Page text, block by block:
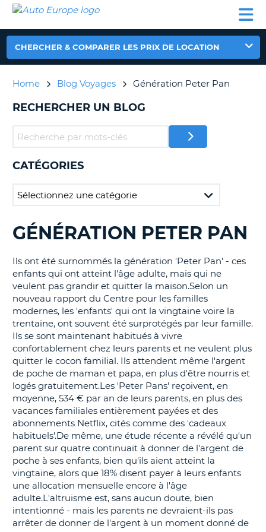
LOCATION
VOITURE
CAMPING-
CAR
CLIENT
AUTO
EUROPE
LOCATION
VOITURE
CAR
PARTENAIRES
SUPPORT
MON
GÉRER
RÉSERVATION
CHERCHER & COMPARER LES PRIX DE LOCATION
Home Blog Voyages Génération Peter Pan
RECHERCHER UN BLOG
CATÉGORIES
RECHERCHER
DES
GÉNÉRATION PETER PAN
Ils ont été surnommés la génération 'Peter Pan' - ces
enfants qui ont atteint l'âge adulte, mais qui ne
veulent pas grandir et quitter la maison.Selon un
nouveau rapport du Centre pour les familles
modernes, les 'enfants' qui ont la vingtaine voire la
trentaine, ont souvent été surprotégés par leur famille.
Ils se sont maintenant habitués à vivre
confortablement chez leurs parents et ne veulent plus
quitter le cocon familial. Ils attendent même l'argent
de poche de maman et papa, en plus d'être nourris et
logés gratuitement.Les 'Peter Pans' reçoivent, en
moyenne, 534 € par an de leurs parents, en plus des
vacances familiales entièrement payées et des
abonnements Netflix, cités comme des 'cadeaux
habituels'.De même, une étude récente a révélé qu'un
parent sur quatre continuait à donner de l'argent de
poche à ses enfants, bien qu'ils aient atteint la
vingtaine, alors que 18% disent payer à leurs enfants
une allocation mensuelle encore à l'âge
adulte.L'altruisme est, sans aucun doute, bien
intentionné - mais les parents ne devraient-ils pas
arrêter de donner de l'argent à un moment donné de